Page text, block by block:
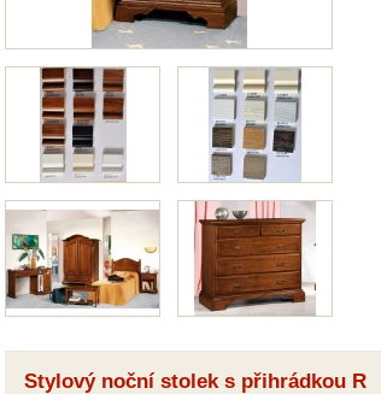
Stylový noční stolek s přihrádkou R